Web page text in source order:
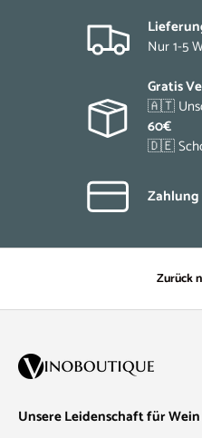
Nur 1-5
Gratis
🇦🇹
60€
🇩🇪
Zurück
Unsere Leidenschaft für